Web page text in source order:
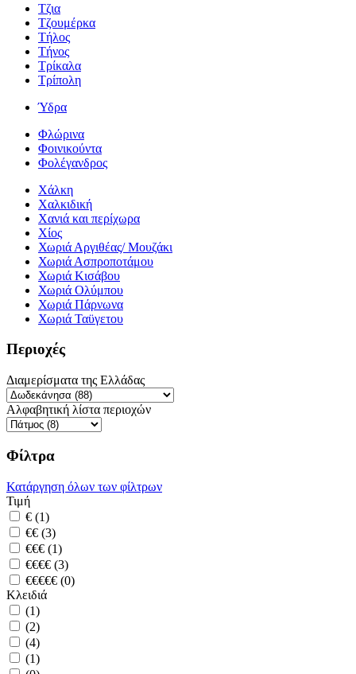
Τζια
Τζουμέρκα
Τήλος
Τήνος
Τρίκαλα
Τρίπολη
Ύδρα
Φλώρινα
Φοινικούντα
Φολέγανδρος
Χάλκη
Χαλκιδική
Χανιά και περίχωρα
Χίος
Χωριά Αργιθέας/ Μουζάκι
Χωριά Ασπροποτάμου
Χωριά Κισάβου
Χωριά Ολύμπου
Χωριά Πάρνωνα
Χωριά Ταϋγετου
Περιοχές
Διαμερίσματα της Ελλάδας
Αλφαβητική λίστα περιοχών
Φίλτρα
Κατάργηση όλων των φίλτρων
Τιμή
€ (1)
€€ (3)
€€€ (1)
€€€€ (3)
€€€€€ (0)
Κλειδιά
(1)
(2)
(4)
(1)